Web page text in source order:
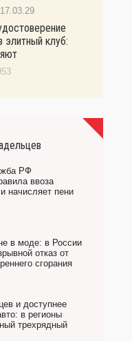
17.03.29
элитный клуб:
РФ
ввоза
начисляет пени
в моде: в России
отказ от
сгорания
и доступнее
в регионы
трехрядный